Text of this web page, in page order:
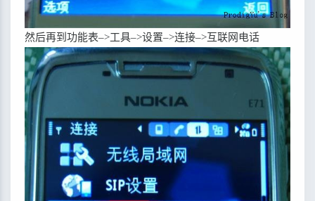
然后再到功能表–>工具–>设置–>连接–>互联网电话